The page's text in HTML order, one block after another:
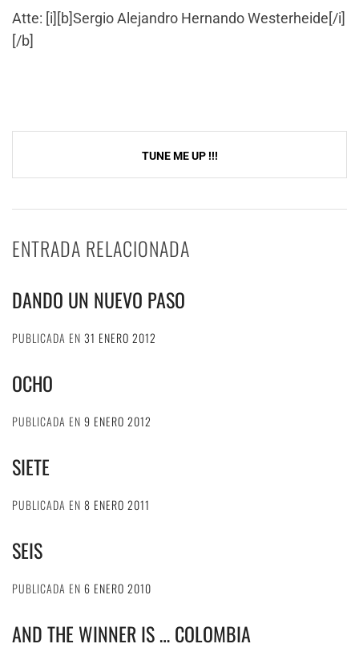
Atte: [i][b]Sergio Alejandro Hernando Westerheide[/i]
[/b]
NavegaciÃ³n
de
entradas
TUNE ME UP !!!
ENTRADA RELACIONADA
DANDO UN NUEVO PASO
PUBLICADA EN 31 ENERO 2012
OCHO
PUBLICADA EN 9 ENERO 2012
SIETE
PUBLICADA EN 8 ENERO 2011
SEIS
PUBLICADA EN 6 ENERO 2010
AND THE WINNER IS … COLOMBIA